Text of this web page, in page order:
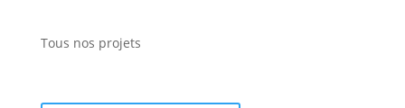
Tous nos projets